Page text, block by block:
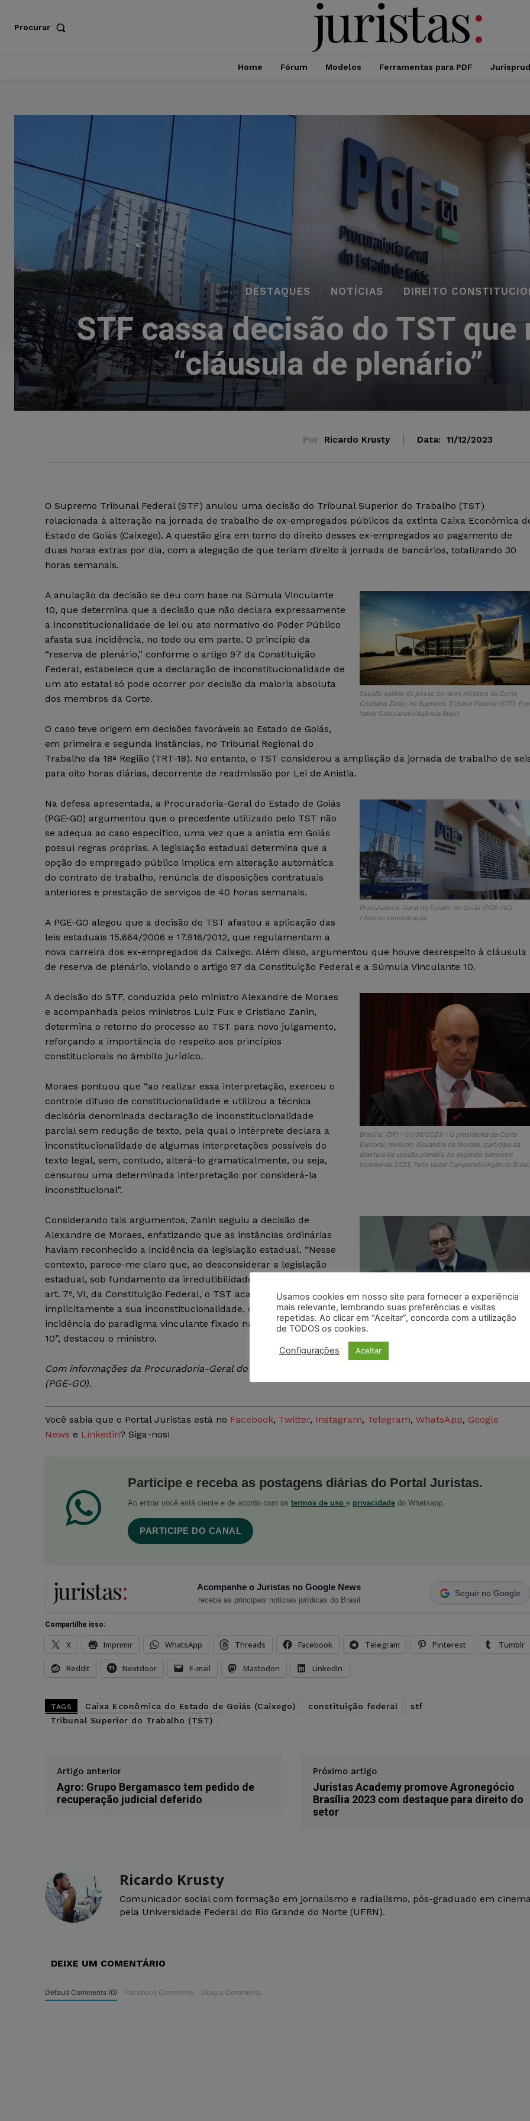
Procurar
Home Fórum Modelos Ferramentas para PDF
DESTAQUES NOTÍCIAS DIREITO
STF cassa decisão do TST
“cláusula de
Por Ricardo Krusty Data: 11/12/2023
O Supremo Tribunal Federal (STF) anulou uma decisão do Tribunal Superior do Trabalho (TST)
relacionada à alteração na jornada de trabalho de ex-empregados públicos da extinta Caixa Econômica
Estado de Goiás (Caixego). A questão gira em torno do direito desses ex-empregados ao pagamento de
duas horas extras por dia, com a alegação de que teriam direito à jornada de bancários, totalizando 30
horas semanais.
Sessão solene de posse do novo ministro da Corte,
Cristiano Zanin, no Supremo Tribunal Federal (STF).
Valter Campanato/Agência Brasil
A anulação da decisão se deu com base na Súmula Vinculante
10, que determina que a decisão que não declara expressamente
a inconstitucionalidade de lei ou ato normativo do Poder Público
afasta sua incidência, no todo ou em parte. O princípio da
“reserva de plenário,” conforme o artigo 97 da Constituição
Federal, estabelece que a declaração de inconstitucionalidade de
um ato estatal só pode ocorrer por decisão da maioria absoluta
dos membros da Corte.
O caso teve origem em decisões favoráveis ao Estado de Goiás,
em primeira e segunda instâncias, no Tribunal Regional do
Trabalho da 18ª Região (TRT-18). No entanto, o TST considerou a ampliação da jornada de trabalho de
para oito horas diárias, decorrente de readmissão por Lei de Anistia.
Procuradoria-Geral do Estado de Goiás (PGE-GO)
/ Acervo comunicação
Na defesa apresentada, a Procuradoria-Geral do Estado de Goiás
(PGE-GO) argumentou que o precedente utilizado pelo TST não
se adequa ao caso específico, uma vez que a anistia em Goiás
possui regras próprias. A legislação estadual determina que a
opção do empregado público implica em alteração automática
do contrato de trabalho, renúncia de disposições contratuais
anteriores e prestação de serviços de 40 horas semanais.
A PGE-GO alegou que a decisão do TST afastou a aplicação das
leis estaduais 15.664/2006 e 17.916/2012, que regulamentam a
nova carreira dos ex-empregados da Caixego. Além disso, argumentou que houve desrespeito à cláusula
de reserva de plenário, violando o artigo 97 da Constituição Federal e a Súmula Vinculante 10.
Brasília, (DF) – 01/08/2023 – O presidente da Corte
Eleitoral, ministro Alexandre de Moraes, participa da
abertura da sessão plenária do segundo semestre
forense de 2023, Foto Valter Campanato/Agência
A decisão do STF, conduzida pelo ministro Alexandre de Moraes
e acompanhada pelos ministros Luiz Fux e Cristiano Zanin,
determina o retorno do processo ao TST para novo julgamento,
reforçando a importância do respeito aos princípios
constitucionais no âmbito jurídico.
Moraes pontuou que “ao realizar essa interpretação, exerceu o
controle difuso de constitucionalidade e utilizou a técnica
decisória denominada declaração de inconstitucionalidade
parcial sem redução de texto, pela qual o intérprete declara a
inconstitucionalidade de algumas interpretações possíveis do
texto legal, sem, contudo, alterá-lo gramaticalmente, ou seja,
censurou uma determinada interpretação por considerá-la
inconstitucional”.
Brasília (DF) 21/06/2023 Advogado, Cristiano Zanin;
Durante sabatina para indicado do cargo de ministro
Considerando tais argumentos, Zanin seguiu a decisão de
Alexandre de Moraes, enfatizando que as instâncias ordinárias
haviam reconhecido a incidência da legislação estadual. “Nesse
contexto, parece-me claro que, ao desconsiderar a legislação
estadual, sob fundamento da irredutibilidade salarial, prevista no
art. 7º, VI, da Constituição Federal, o TST acabou por declarar
implicitamente a sua inconstitucionalidade, o que atrai a
incidência do paradigma vinculante fixado na Súmula Vinculante
10”, destacou o ministro.
Com informações da Procuradoria-Geral do Estado de Goiás
(PGE-GO).
Você sabia que o Portal Juristas está no Facebook, Twitter, Instagram, Telegram, WhatsApp, Google
News e Linkedin? Siga-nos!
Participe e receba as postagens diárias do Portal Juristas.
Ao entrar você está ciente e de acordo com os termos de uso e privacidade do Whatsapp.
PARTICIPE DO CANAL
Acompanhe o Juristas no Google News
receba as principais notícias jurídicas do Brasil
Seguir no Google
Compartilhe isso:
X Imprimir WhatsApp Threads Facebook Telegram Pinterest Tumblr
Reddit Nextdoor E-mail Mastodon LinkedIn
TAGS Caixa Econômica do Estado de Goiás (Caixego) constituição federal
stf
Tribunal Superior do Trabalho (TST)
Artigo anterior
Agro: Grupo Bergamasco tem pedido de
recuperação judicial deferido
Próximo artigo
Juristas Academy promove Agronegócio
Brasília 2023 com destaque para direito do
setor
Ricardo Krusty
Comunicador social com formação em jornalismo e radialismo, pós-graduado em
pela Universidade Federal do Rio Grande do Norte (UFRN).
DEIXE UM COMENTÁRIO
Default Comments (0) Facebook Comments Disqus Comments
Usamos cookies em nosso site para fornecer a experiência
mais relevante, lembrando suas preferências e visitas
repetidas. Ao clicar em “Aceitar”, concorda com a utilização
de TODOS os cookies.
Configurações Aceitar